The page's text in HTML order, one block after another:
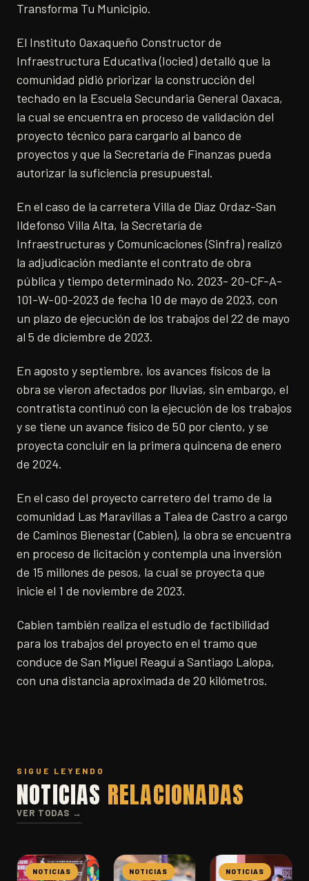
Transforma Tu Municipio.
El Instituto Oaxaqueño Constructor de
Infraestructura Educativa (Iocied) detalló que la
comunidad pidió priorizar la construcción del
techado en la Escuela Secundaria General Oaxaca,
la cual se encuentra en proceso de validación del
proyecto técnico para cargarlo al banco de
proyectos y que la Secretaría de Finanzas pueda
autorizar la suficiencia presupuestal.
En el caso de la carretera Villa de Díaz Ordaz-San
Ildefonso Villa Alta, la Secretaría de
Infraestructuras y Comunicaciones (Sinfra) realizó
la adjudicación mediante el contrato de obra
pública y tiempo determinado No. 2023- 20-CF-A-
101-W-00-2023 de fecha 10 de mayo de 2023, con
un plazo de ejecución de los trabajos del 22 de mayo
al 5 de diciembre de 2023.
En agosto y septiembre, los avances físicos de la
obra se vieron afectados por lluvias, sin embargo, el
contratista continuó con la ejecución de los trabajos
y se tiene un avance físico de 50 por ciento, y se
proyecta concluir en la primera quincena de enero
de 2024.
En el caso del proyecto carretero del tramo de la
comunidad Las Maravillas a Talea de Castro a cargo
de Caminos Bienestar (Cabien), la obra se encuentra
en proceso de licitación y contempla una inversión
de 15 millones de pesos, la cual se proyecta que
inicie el 1 de noviembre de 2023.
Cabien también realiza el estudio de factibilidad
para los trabajos del proyecto en el tramo que
conduce de San Miguel Reaguí a Santiago Lalopa,
con una distancia aproximada de 20 kilómetros.
SIGUE LEYENDO
NOTICIAS RELACIONADAS
VER TODAS →
NOTICIAS NOTICIAS NOTICIAS